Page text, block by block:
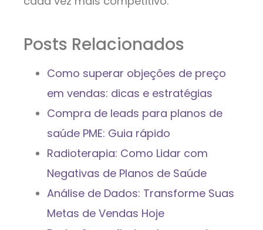
Posts Relacionados
Como superar objeções de preço
em vendas: dicas e estratégias
Compra de leads para planos de
saúde PME: Guia rápido
Radioterapia: Como Lidar com
Negativas de Planos de Saúde
Análise de Dados: Transforme Suas
Metas de Vendas Hoje